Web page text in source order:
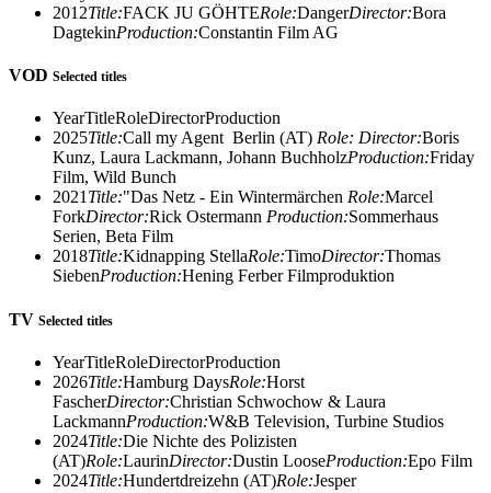
2012Title:FACK JU GÖHTERole:DangerDirector:Bora
DagtekinProduction:Constantin Film AG
VOD Selected titles
YearTitleRoleDirectorProduction
2025Title:Call my Agent Berlin (AT) Role: Director:Boris
Kunz, Laura Lackmann, Johann BuchholzProduction:Friday
Film, Wild Bunch
2021 Title:"Das Netz - Ein Wintermärchen Role:Marcel
ForkDirector:Rick Ostermann Production:Sommerhaus
Serien, Beta Film
2018Title:Kidnapping StellaRole:TimoDirector:Thomas
SiebenProduction:Hening Ferber Filmproduktion
TV Selected titles
YearTitleRoleDirectorProduction
2026Title:Hamburg DaysRole:Horst
FascherDirector:Christian Schwochow & Laura
LackmannProduction:W&B Television, Turbine Studios
2024Title:Die Nichte des Polizisten
(AT)Role:LaurinDirector:Dustin LooseProduction:Epo Film
2024Title:Hundertdreizehn (AT)Role:Jesper